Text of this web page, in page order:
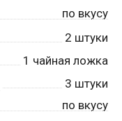
по вкусу
2 штуки
1 чайная ложка
3 штуки
по вкусу